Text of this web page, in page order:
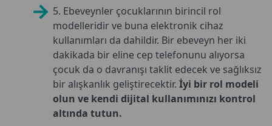
5. Ebeveynler çocuklarının birincil rol
modelleridir ve buna elektronik cihaz
kullanımları da dahildir. Bir ebeveyn her iki
dakikada bir eline cep telefonunu alıyorsa
çocuk da o davranışı taklit edecek ve sağlıksız
bir alışkanlık geliştirecektir. İyi bir rol modeli
olun ve kendi dijital kullanımınızı kontrol
altında tutun.